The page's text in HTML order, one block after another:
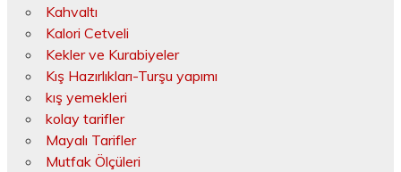
Kahvaltı
Kalori Cetveli
Kekler ve Kurabiyeler
Kış Hazırlıkları-Turşu yapımı
kış yemekleri
kolay tarifler
Mayalı Tarifler
Mutfak Ölçüleri